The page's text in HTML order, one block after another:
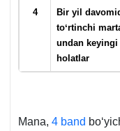
4
Bir yil
toʻrtinchi
undan keyingi
holatlar
Mana, 4 band